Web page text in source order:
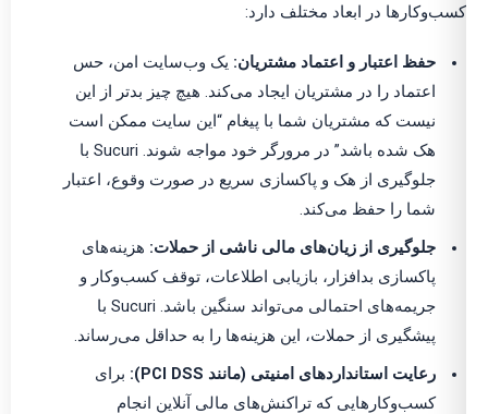
کسب‌وکارها در ابعاد مختلف دارد:
حفظ اعتبار و اعتماد مشتریان: یک وب‌سایت امن، حس
اعتماد را در مشتریان ایجاد می‌کند. هیچ چیز بدتر از این
نیست که مشتریان شما با پیغام “این سایت ممکن است
هک شده باشد” در مرورگر خود مواجه شوند. Sucuri با
جلوگیری از هک و پاکسازی سریع در صورت وقوع، اعتبار
شما را حفظ می‌کند.
جلوگیری از زیان‌های مالی ناشی از حملات: هزینه‌های
پاکسازی بدافزار، بازیابی اطلاعات، توقف کسب‌وکار و
جریمه‌های احتمالی می‌تواند سنگین باشد. Sucuri با
پیشگیری از حملات، این هزینه‌ها را به حداقل می‌رساند.
رعایت استانداردهای امنیتی (مانند PCI DSS):
برای
کسب‌وکارهایی که تراکنش‌های مالی آنلاین انجام